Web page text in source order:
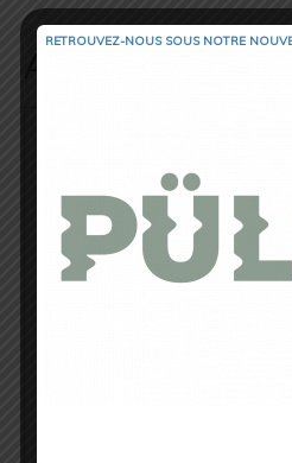
Cédric Masip
RETROUVEZ-NOUS SOUS NOTRE